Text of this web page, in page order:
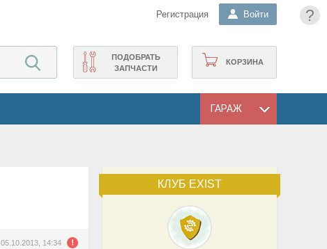
?
Регистрация Войти
КОРЗИНА
ПОДОБРАТЬ
ЗАПЧАСТИ
ГАРАЖ
КЛУБ EXIST
05.10.2013, 14:34